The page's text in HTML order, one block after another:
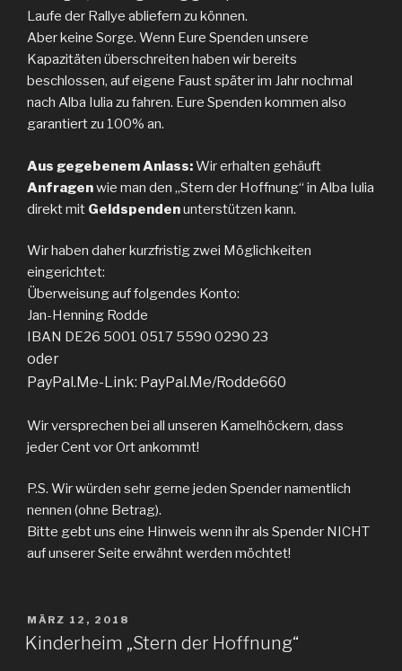
Laufe der Rallye abliefern zu können.
Aber keine Sorge. Wenn Eure Spenden unsere
Kapazitäten überschreiten haben wir bereits
beschlossen, auf eigene Faust später im Jahr nochmal
nach Alba Iulia zu fahren. Eure Spenden kommen also
garantiert zu 100% an.
Aus gegebenem Anlass:Wir erhalten gehäuft
Anfragenwie man den „Stern der Hoffnung“ in Alba Iulia
direkt mit Geldspendenunterstützen kann.
Wir haben daher kurzfristig zwei Möglichkeiten
eingerichtet:
Überweisung auf folgendes Konto:
Jan-Henning Rodde
IBAN DE26 5001 0517 5590 0290 23
oder
PayPal.Me-Link: PayPal.Me/Rodde660
Wir versprechen bei all unseren Kamelhöckern, dass
jeder Cent vor Ort ankommt!
P.S. Wir würden sehr gerne jeden Spender namentlich
nennen (ohne Betrag).
Bitte gebt uns eine Hinweis wenn ihr als Spender NICHT
auf unserer Seite erwähnt werden möchtet!
VERÖFFENTLICHT
AM
MÄRZ 12, 2018
Kinderheim „Stern der Hoffnung“